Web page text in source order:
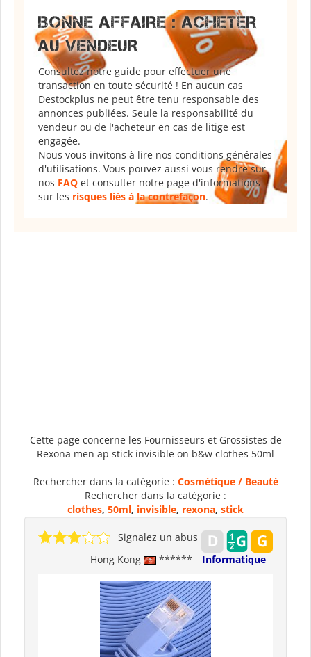
BONNE AFFAIRE : ACHETER
AU VENDEUR
Consultez notre guide pour effectuer une
transaction en toute sécurité ! En aucun cas
Destockplus ne peut être tenu responsable des
annonces publiées. Seule la responsabilité du
vendeur ou de l'acheteur en cas de litige est
engagée.
Nous vous invitons à lire nos conditions générales
d'utilisations. Vous pouvez aussi vous rendre sur
nos FAQ et consulter notre page d'informations
sur les risques liés à la contrefaçon.
Cette page concerne les Fournisseurs et Grossistes de
Rexona men ap stick invisible on b&w clothes 50ml
Rechercher dans la catégorie : Cosmétique / Beauté
Rechercher dans la catégorie :
clothes, 50ml, invisible, rexona, stick
Hong Kong ****** Informatique
Signalez un abus